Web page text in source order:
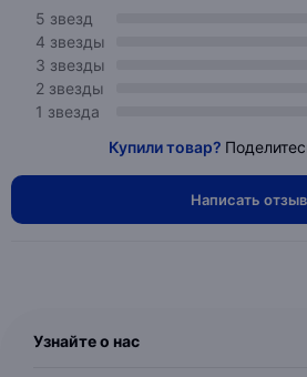
5 звезд
4 звезды
3 звезды
2 звезды
1 звезда
Купили товар?
Написать отзыв
Узнайте о нас